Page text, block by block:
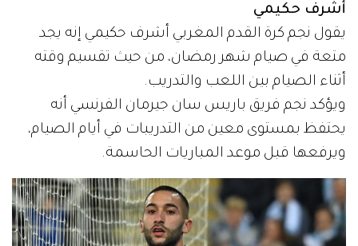
أشرف حكيمي
يقول نجم كرة القدم المغربي أشرف حكيمي إنه يجد
متعة في صيام شهر رمضان، من حيث تقسيم وقته
أثناء الصيام بين اللعب والتدريب.
ويؤكد نجم فريق باريس سان جيرمان الفرنسي أنه
يحتفظ بمستوى معين من التدريبات في أيام الصيام،
ويرفعها قبل موعد المباريات الحاسمة.